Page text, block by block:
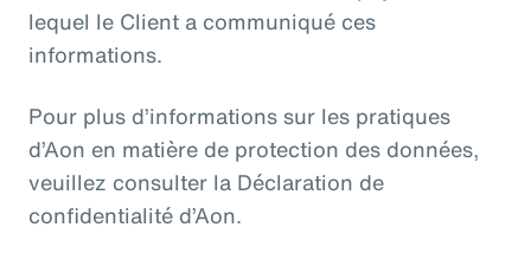
lequel le Client a communiqué ces
informations.
Pour plus d’informations sur les pratiques
d’Aon en matière de protection des données,
veuillez consulter la Déclaration de
confidentialité d’Aon.